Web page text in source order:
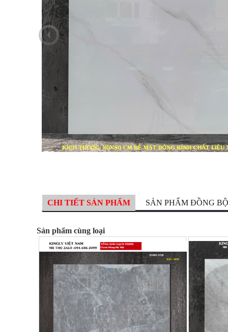
CHI TIẾT SẢN PHẨM SẢN PHẨM ĐỒNG BỘ
Sản phẩm cùng loại